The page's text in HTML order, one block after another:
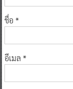
ชื่อ *
อีเมล *